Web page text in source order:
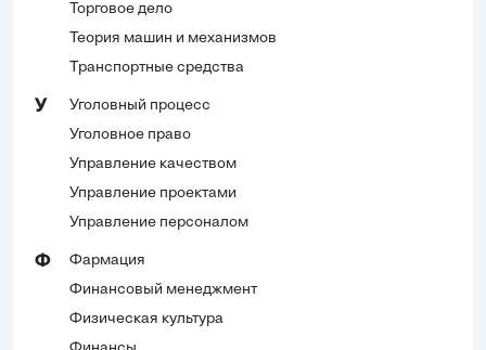
Торговое дело
Теория машин и механизмов
Транспортные средства
У
Уголовный процесс
Уголовное право
Управление качеством
Управление проектами
Управление персоналом
Ф
Фармация
Финансовый менеджмент
Физическая культура